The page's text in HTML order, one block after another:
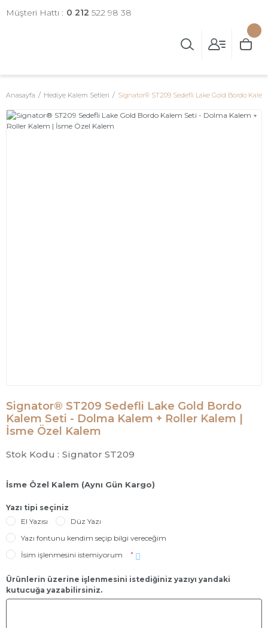
Müşteri Hattı : 0 212 522 98 38
Anasayfa Hediye Kalem Setleri Signator® ST209 Sedefli Lake Gold Bordo
Signator® ST209 Sedefli Lake Gold Bordo
Kalem Seti - Dolma Kalem + Roller Kalem |
İsme Özel Kalem
Stok Kodu : Signator ST209
İsme Özel Kalem (Aynı Gün Kargo)
Yazı tipi seçiniz
El Yazısı
Düz Yazı
Yazı fontunu kendim seçip bilgi vereceğim
İsim işlenmesini istemiyorum
*
Ürünlerin üzerine işlenmesini istediğiniz yazıyı yandaki
kutucuğa yazabilirsiniz.